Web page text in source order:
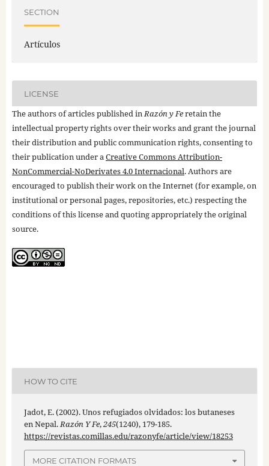
SECTION
Artículos
LICENSE
The authors of articles published inRazón y Feretain the
intellectual property rights over their works and grant the journal
their distribution and public communication rights, consenting to
their publication under aCreative Commons Attribution-
NonCommercial-NoDerivates 4.0 Internacional. Authors are
encouraged to publish their work on the Internet (for example, on
institutional or personal pages, repositories, etc.) respecting the
conditions of this license and quoting appropriately the original
source.
HOW TO CITE
Jadot, E. (2002). Unos refugiados olvidados: los butaneses
en Nepal.Razón Y Fe,245(1240), 179-185.
https://revistas.comillas.edu/razonyfe/article/view/18253
MORE CITATION FORMATS